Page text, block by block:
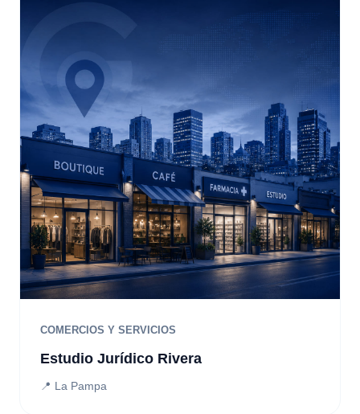
COMERCIOS Y SERVICIOS
Estudio Jurídico Rivera
📍 La Pampa